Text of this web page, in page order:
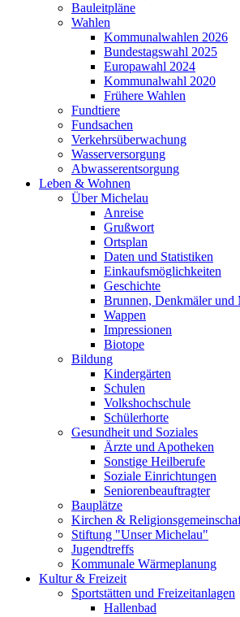
Bauleitpläne
Wahlen
Kommunalwahlen 2026
Bundestagswahl 2025
Europawahl 2024
Kommunalwahl 2020
Frühere Wahlen
Fundtiere
Fundsachen
Verkehrsüberwachung
Wasserversorgung
Abwasserentsorgung
Leben & Wohnen
Über Michelau
Anreise
Grußwort
Ortsplan
Daten und Statistiken
Einkaufsmöglichkeiten
Geschichte
Brunnen, Denkmäler und
Wappen
Impressionen
Biotope
Bildung
Kindergärten
Schulen
Volkshochschule
Schülerhorte
Gesundheit und Soziales
Ärzte und Apotheken
Sonstige Heilberufe
Soziale Einrichtungen
Seniorenbeauftragter
Bauplätze
Kirchen &
Stiftung "Unser Michelau"
Jugendtreffs
Kommunale Wärmeplanung
Kultur & Freizeit
Sportstätten und Freizeitanlagen
Hallenbad